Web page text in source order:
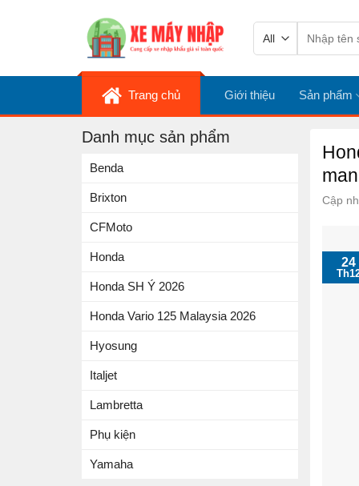
kiếm:
Trang chủ Giới thiệu Sản phẩm
Danh mục sản phẩm
Benda
Brixton
CFMoto
Honda
Honda SH Ý 2026
Honda Vario 125 Malaysia 2026
Hyosung
Italjet
Lambretta
Phụ kiện
Yamaha
Cập
24